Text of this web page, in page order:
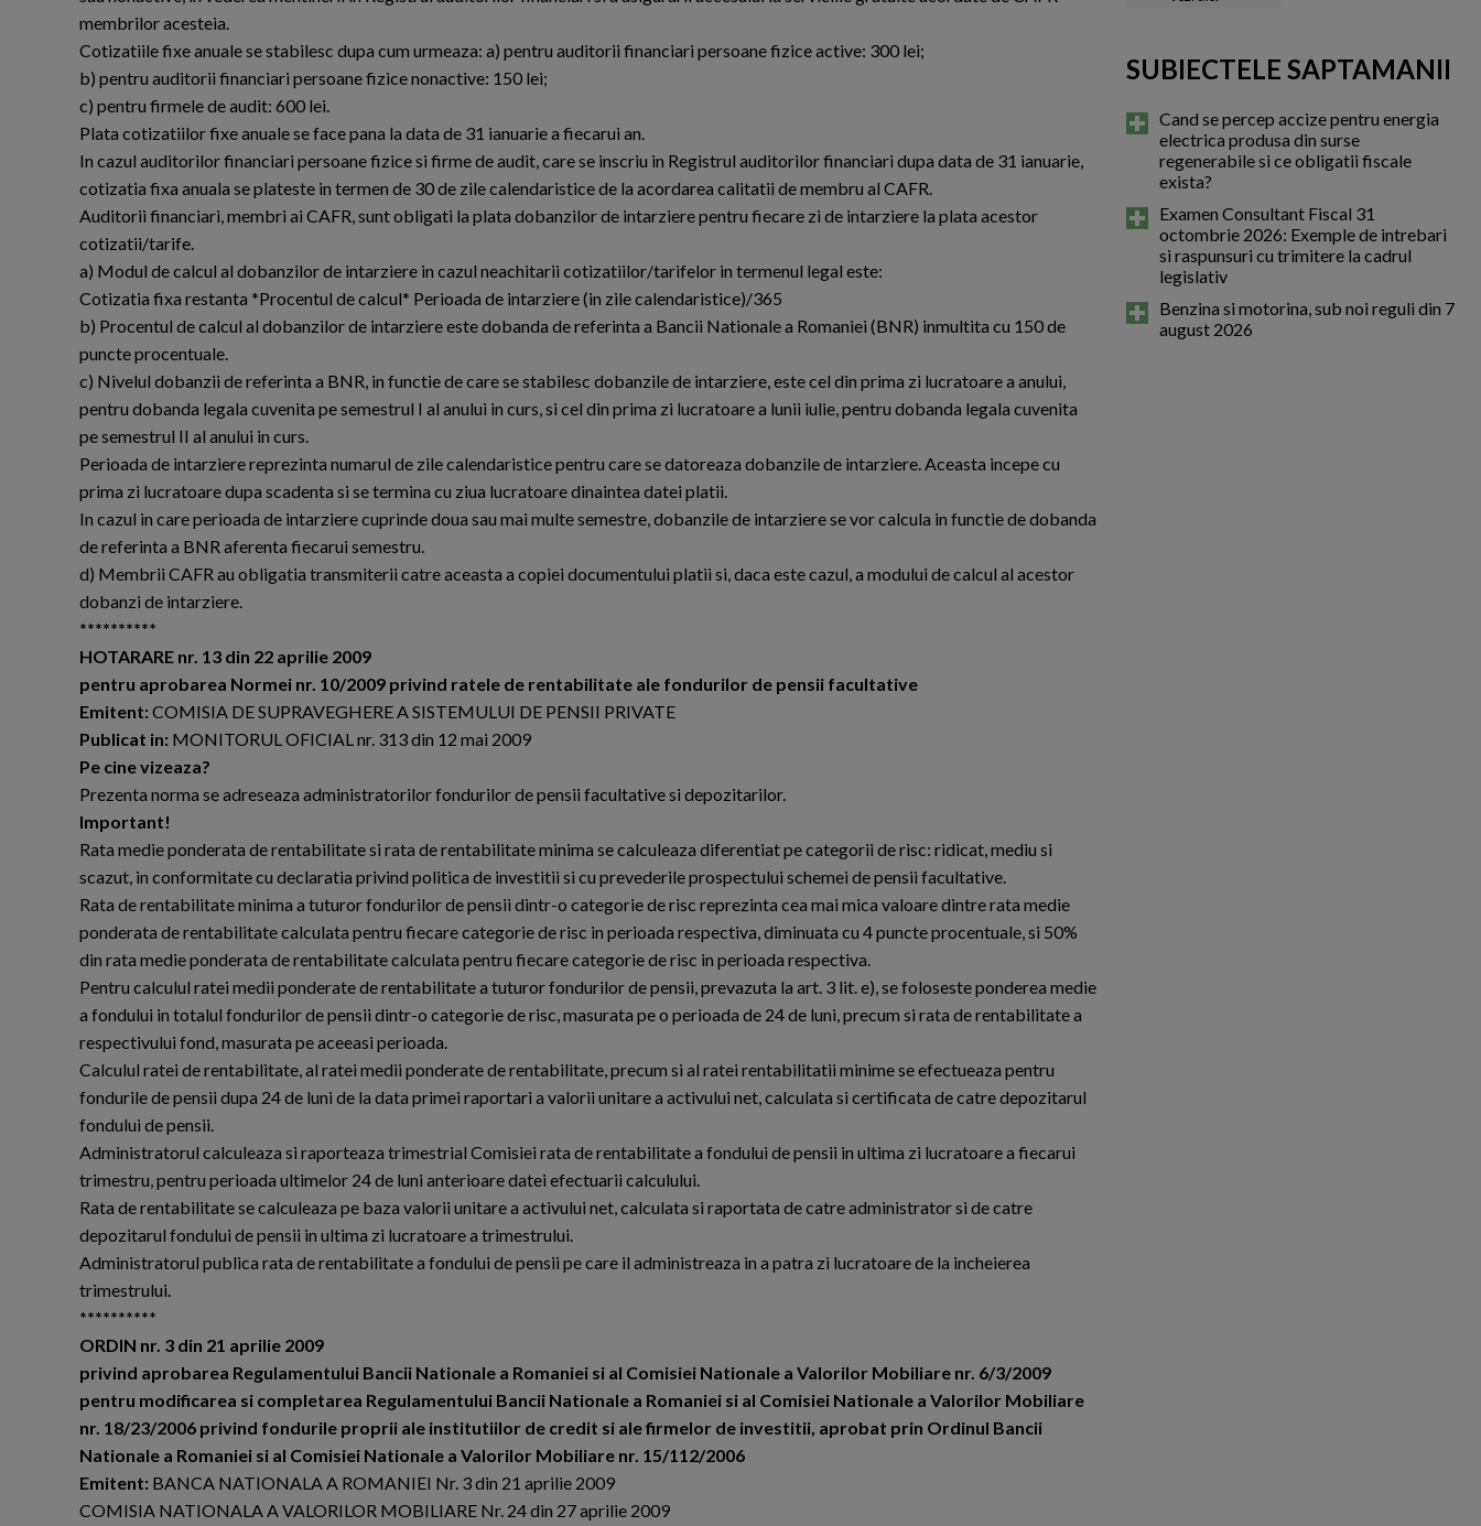
membrilor acesteia.
Cotizatiile fixe anuale se stabilesc dupa cum urmeaza: a) pentru auditorii financiari persoane fizice active: 300 lei;
b) pentru auditorii financiari persoane fizice nonactive: 150 lei;
c) pentru firmele de audit: 600 lei.
Plata cotizatiilor fixe anuale se face pana la data de 31 ianuarie a fiecarui an.
In cazul auditorilor financiari persoane fizice si firme de audit, care se inscriu in Registrul auditorilor financiari dupa data de 31 ianuarie,
cotizatia fixa anuala se plateste in termen de 30 de zile calendaristice de la acordarea calitatii de membru al CAFR.
Auditorii financiari, membri ai CAFR, sunt obligati la plata dobanzilor de intarziere pentru fiecare zi de intarziere la plata acestor
cotizatii/tarife.
a) Modul de calcul al dobanzilor de intarziere in cazul neachitarii cotizatiilor/tarifelor in termenul legal este:
Cotizatia fixa restanta *Procentul de calcul* Perioada de intarziere (in zile calendaristice)/365
b) Procentul de calcul al dobanzilor de intarziere este dobanda de referinta a Bancii Nationale a Romaniei (BNR) inmultita cu 150 de
puncte procentuale.
c) Nivelul dobanzii de referinta a BNR, in functie de care se stabilesc dobanzile de intarziere, este cel din prima zi lucratoare a anului,
pentru dobanda legala cuvenita pe semestrul I al anului in curs, si cel din prima zi lucratoare a lunii iulie, pentru dobanda legala cuvenita
pe semestrul II al anului in curs.
Perioada de intarziere reprezinta numarul de zile calendaristice pentru care se datoreaza dobanzile de intarziere. Aceasta incepe cu
prima zi lucratoare dupa scadenta si se termina cu ziua lucratoare dinaintea datei platii.
In cazul in care perioada de intarziere cuprinde doua sau mai multe semestre, dobanzile de intarziere se vor calcula in functie de dobanda
de referinta a BNR aferenta fiecarui semestru.
d) Membrii CAFR au obligatia transmiterii catre aceasta a copiei documentului platii si, daca este cazul, a modului de calcul al acestor
dobanzi de intarziere.
**********
HOTARARE nr. 13 din 22 aprilie 2009
pentru aprobarea Normei nr. 10/2009 privind ratele de rentabilitate ale fondurilor de pensii facultative
Emitent:COMISIA DE SUPRAVEGHERE A SISTEMULUI DE PENSII PRIVATE
Publicat in: MONITORUL OFICIAL nr. 313 din 12 mai 2009
Pe cine vizeaza?
Prezenta norma se adreseaza administratorilor fondurilor de pensii facultative si depozitarilor.
Important!
Rata medie ponderata de rentabilitate si rata de rentabilitate minima se calculeaza diferentiat pe categorii de risc: ridicat, mediu si
scazut, in conformitate cu declaratia privind politica de investitii si cu prevederile prospectului schemei de pensii facultative.
Rata de rentabilitate minima a tuturor fondurilor de pensii dintr-o categorie de risc reprezinta cea mai mica valoare dintre rata medie
ponderata de rentabilitate calculata pentru fiecare categorie de risc in perioada respectiva, diminuata cu 4 puncte procentuale, si 50%
din rata medie ponderata de rentabilitate calculata pentru fiecare categorie de risc in perioada respectiva.
Pentru calculul ratei medii ponderate de rentabilitate a tuturor fondurilor de pensii, prevazuta la art. 3 lit. e), se foloseste ponderea medie
a fondului in totalul fondurilor de pensii dintr-o categorie de risc, masurata pe o perioada de 24 de luni, precum si rata de rentabilitate a
respectivului fond, masurata pe aceeasi perioada.
Calculul ratei de rentabilitate, al ratei medii ponderate de rentabilitate, precum si al ratei rentabilitatii minime se efectueaza pentru
fondurile de pensii dupa 24 de luni de la data primei raportari a valorii unitare a activului net, calculata si certificata de catre depozitarul
fondului de pensii.
Administratorul calculeaza si raporteaza trimestrial Comisiei rata de rentabilitate a fondului de pensii in ultima zi lucratoare a fiecarui
trimestru, pentru perioada ultimelor 24 de luni anterioare datei efectuarii calculului.
Rata de rentabilitate se calculeaza pe baza valorii unitare a activului net, calculata si raportata de catre administrator si de catre
depozitarul fondului de pensii in ultima zi lucratoare a trimestrului.
Administratorul publica rata de rentabilitate a fondului de pensii pe care il administreaza in a patra zi lucratoare de la incheierea
trimestrului.
**********
ORDIN nr. 3 din 21 aprilie 2009
privind aprobarea Regulamentului Bancii Nationale a Romaniei si al Comisiei Nationale a Valorilor Mobiliare nr. 6/3/2009
pentru modificarea si completarea Regulamentului Bancii Nationale a Romaniei si al Comisiei Nationale a Valorilor Mobiliare
nr. 18/23/2006 privind fondurile proprii ale institutiilor de credit si ale firmelor de investitii, aprobat prin Ordinul Bancii
Nationale a Romaniei si al Comisiei Nationale a Valorilor Mobiliare nr. 15/112/2006
Emitent: BANCA NATIONALA A ROMANIEI Nr. 3 din 21 aprilie 2009
COMISIA NATIONALA A VALORILOR MOBILIARE Nr. 24 din 27 aprilie 2009
SUBIECTELE SAPTAMANII
Cand se percep accize pentru energia
electrica produsa din surse
regenerabile si ce obligatii fiscale
exista?
Examen Consultant Fiscal 31
octombrie 2026: Exemple de intrebari
si raspunsuri cu trimitere la cadrul
legislativ
Benzina si motorina, sub noi reguli din 7
august 2026